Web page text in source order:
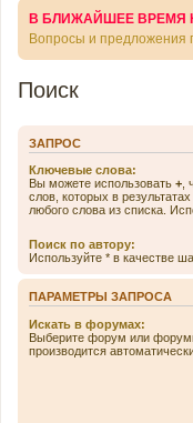
В БЛИЖАЙШЕЕ ВРЕМЯ
Вопросы и предложения
Поиск
ЗАПРОС
Ключевые слова:
Вы можете использовать +
слов, которых в
любого слова из списка.
Поиск по автору:
Используйте * в качестве
ПАРАМЕТРЫ ЗАПРОСА
Искать в форумах:
Выберите форум или
производится